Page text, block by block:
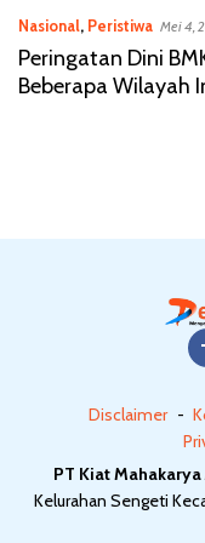
Nasional, Peristiwa Mei 4,
Peringatan Dini
Beberapa Wilayah
Disclaimer
PT Kiat Mahakarya
Kelurahan Sengeti